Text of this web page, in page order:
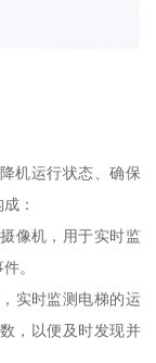
机运行状态、确保
：
像机，用于实时监
。
实时监测电梯的运
，以便及时发现并